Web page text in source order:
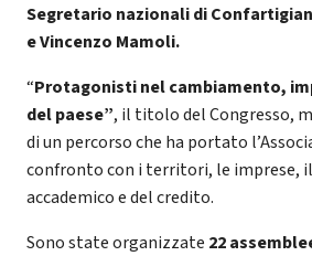
Segretario nazionali di
e Vincenzo Mamoli.
“Protagonisti nel cambiamento,
del paese”, il titolo del Congresso,
di un percorso che ha portato
confronto con i territori, le imprese,
accademico e del credito.
Sono state organizzate 22